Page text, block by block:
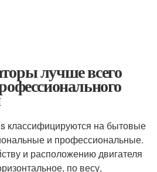
лучше всего
классифицируются на бытовые
и профессиональные.
и расположению двигателя
по весу,